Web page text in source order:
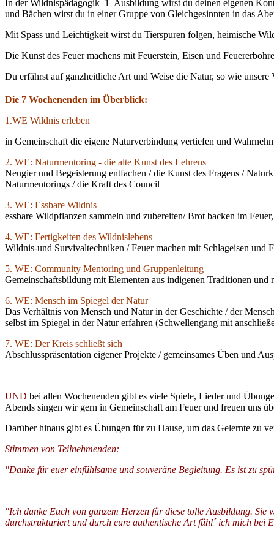
In der Wildnispädagogik 1 Ausbildung wirst du deinen eigenen
und Bächen wirst du in einer Gruppe von Gleichgesinnten in das
Mit Spass und Leichtigkeit wirst du Tierspuren folgen, heimische
Die Kunst des Feuer machens mit Feuerstein, Eisen und
Du erfährst auf ganzheitliche Art und Weise die Natur, so wie unsere
Die 7 Wochenenden im Überblick:
1.WE Wildnis erleben
in Gemeinschaft die eigene Naturverbindung vertiefen und
2. WE: Naturmentoring - die alte Kunst des Lehrens
Neugier und Begeisterung entfachen / die Kunst des Fragens /
Naturmentorings / die Kraft des Council
3. WE: Essbare Wildnis
essbare Wildpflanzen sammeln und zubereiten/ Brot backen im
4. WE: Fertigkeiten des Wildnislebens
Wildnis-und Survivaltechniken / Feuer machen mit Schlageisen und
5. WE: Community Mentoring und Gruppenleitung
Gemeinschaftsbildung mit Elementen aus indigenen Traditionen
6. WE: Mensch im Spiegel der Natur
Das Verhältnis von Mensch und Natur in der Geschichte / der
selbst im Spiegel in der Natur erfahren (Schwellengang mit
7. WE: Der Kreis schließt sich
Abschlusspräsentation eigener Projekte / gemeinsames Üben und
UND bei allen Wochenenden gibt es viele Spiele, Lieder und
Abends singen wir gern in Gemeinschaft am Feuer und freuen uns
Darüber hinaus gibt es Übungen für zu Hause, um das Gelernte zu
Stimmen von Teilnehmenden:
"Danke für euer einfühlsame und souveräne Begleitung. Es ist zu
"Ich danke Euch von ganzem Herzen für diese tolle Ausbildung.
durchstrukturiert und durch eure authentische Art fühl´ ich mich bei